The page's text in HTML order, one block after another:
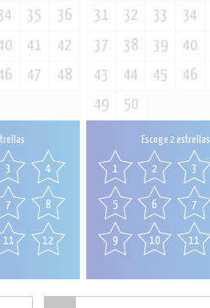
35
36
41
42
47
48
3 4
7 8
11 12
31
32 33 34
37
38 39 40
43
44 45 46
49
50
Escoge 2 estrellas
1 2 3
5 6 7
9 10 11